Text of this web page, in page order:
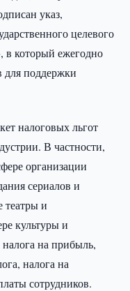
указ,
целевого
в который ежегодно
для поддержки
налоговых льгот
В частности,
организации
сериалов и
театры и
культуры и
на прибыль,
налога на
сотрудников.